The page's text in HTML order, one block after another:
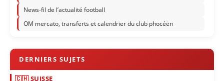
News-fil de l’actualité football
OM mercato, transferts et calendrier du club phocéen
🇨🇭 SUISSE